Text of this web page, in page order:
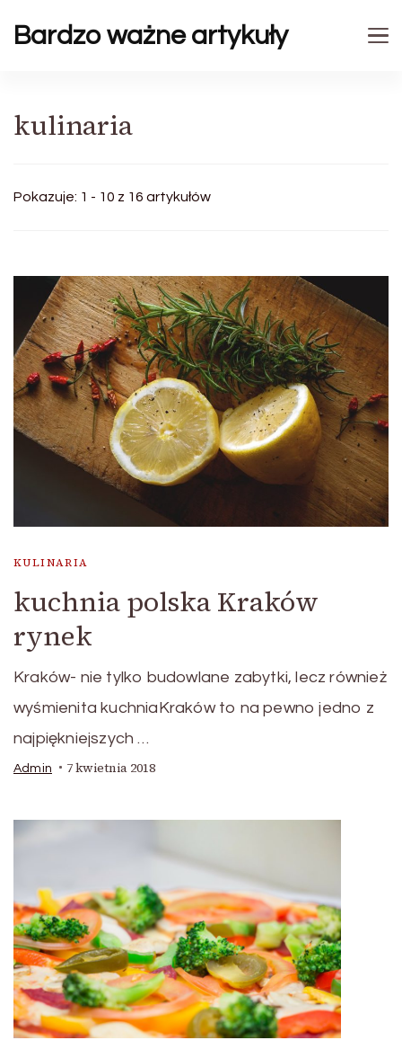
Bardzo ważne artykuły
kulinaria
Pokazuje: 1 - 10 z 16 artykułów
KULINARIA
kuchnia polska Kraków
rynek
Kraków- nie tylko budowlane zabytki, lecz również
wyśmienita kuchniaKraków to na pewno jedno z
najpiękniejszych …
Admin 7 kwietnia 2018